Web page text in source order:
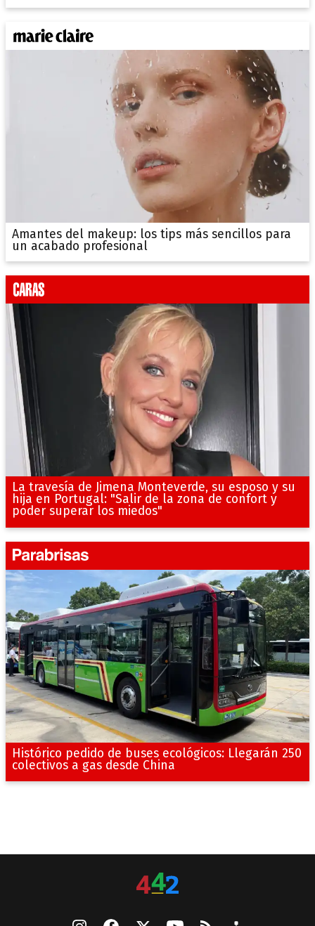
Amantes del makeup: los tips más sencillos para
un acabado profesional
La travesía de Jimena Monteverde, su esposo y su
hija en Portugal: "Salir de la zona de confort y
poder superar los miedos"
Histórico pedido de buses ecológicos: Llegarán 250
colectivos a gas desde China